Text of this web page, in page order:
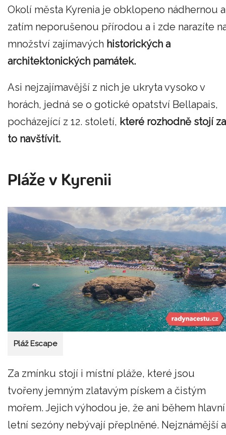
Okolí města Kyrenia je obklopeno nádhernou a
zatím neporušenou přírodou a i zde narazíte
množství zajímavých historických a
architektonických památek.
Asi nejzajímavější z nich je ukryta vysoko v
horách, jedná se o gotické opatství Bellapais,
pocházející z 12. století, které rozhodně stojí za
to navštívit.
Pláže v Kyrenii
Pláž Escape
Za zmínku stojí i místní pláže, které jsou
tvořeny jemným zlatavým pískem a čistým
mořem. Jejich výhodou je, že ani během hlavní
letní sezóny nebývají přeplněné. Nejznámější a